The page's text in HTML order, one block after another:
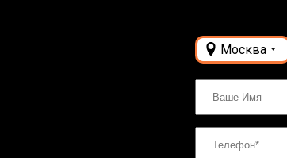
Москва